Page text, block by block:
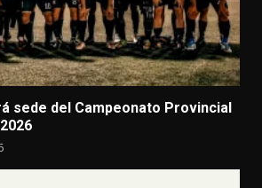
sede del Campeonato Provincial